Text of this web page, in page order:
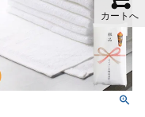
カートへ